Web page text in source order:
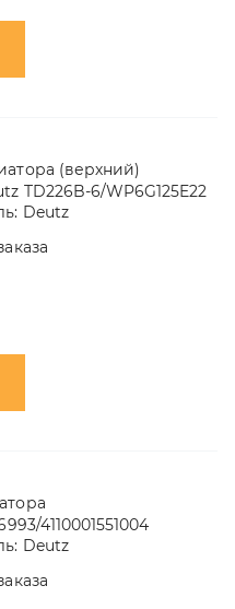
(верхний)
TD226B-6/WP6G125E22
Deutz
4110001551004
Deutz